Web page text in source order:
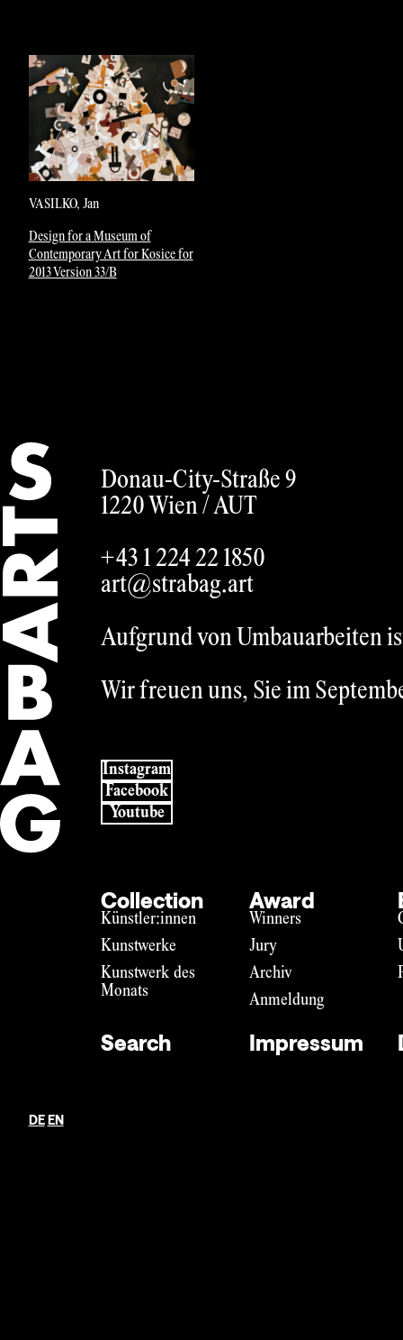
VASILKO, Jan
Design for a Museum of
Contemporary Art for Kosice for
2013 Version 33/B
German
Donau-City-Straße 9
1220 Wien /AUT
+43 1 224 22 1850
art@strabag.art
Aufgrund von Umbauarbeiten
Wir freuen uns, Sie im
Instagram
Facebook
Youtube
Collection
Künstler:innen
Kunstwerke
Kunstwerk des
Monats
Award
Winners
Jury
Archiv
Anmeldung
Search Impressum
DE EN